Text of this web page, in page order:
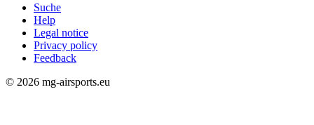
Rechtliches
Suche
Help
Legal notice
Privacy policy
Feedback
© 2026 mg-airsports.eu